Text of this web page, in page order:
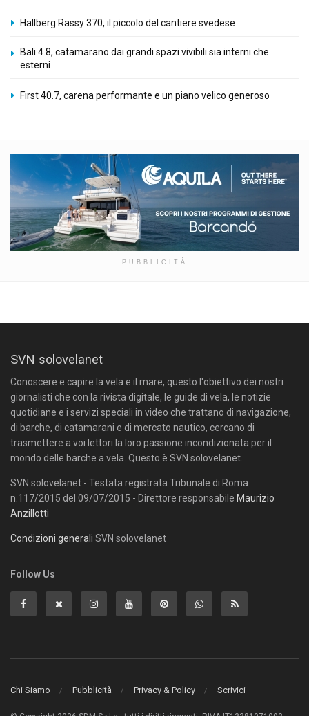
Hallberg Rassy 370, il piccolo del cantiere svedese
Bali 4.8, catamarano dai grandi spazi vivibili sia interni che
esterni
First 40.7, carena performante e un piano velico generoso
PUBBLICITÀ
SVN solovelanet
Conoscere e capire la vela e il mare, questo l'obiettivo dei nostri
giornalisti che con la rivista digitale, le guide di vela, le notizie
quotidiane e i servizi speciali in video che trattano di navigazione,
di barche, di catamarani e di mercato nautico, cercano di
trasmettere a voi lettori la loro passione incondizionata per il
mondo delle barche a vela. Questo è SVN solovelanet.
SVN solovelanet - Testata registrata Tribunale di Roma
n.117/2015 del 09/07/2015 - Direttore responsabile Maurizio
Anzillotti
Condizioni generali SVN solovelanet
Follow Us
Chi Siamo Pubblicità Privacy & Policy Scrivici